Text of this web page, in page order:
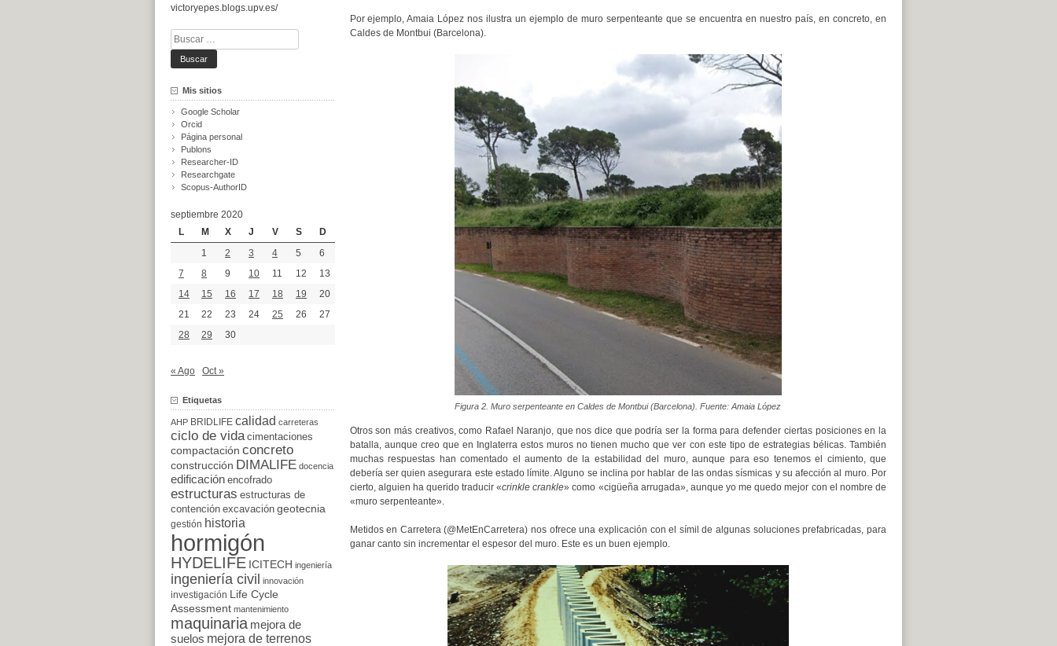
Por ejemplo, Amaia López nos ilustra un ejemplo de muro serpenteante que se encuentra en nuestro país, en concreto, en
Caldes de Montbui (Barcelona).
Figura 2. Muro serpenteante en Caldes de Montbui (Barcelona). Fuente: Amaia López
Otros son más creativos, como Rafael Naranjo, que nos dice que podría ser la forma para defender ciertas posiciones en la
batalla, aunque creo que en Inglaterra estos muros no tienen mucho que ver con este tipo de estrategias bélicas. También
muchas respuestas han comentado el aumento de la estabilidad del muro, aunque para eso tenemos el cimiento, que
debería ser quien asegurara este estado límite. Alguno se inclina por hablar de las ondas sísmicas y su afección al muro. Por
cierto, alguien ha querido traducir «crinkle crankle» como «cigüeña arrugada», aunque yo me quedo mejor con el nombre de
«muro serpenteante».
Metidos en Carretera (@MetEnCarretera) nos ofrece una explicación con el símil de algunas soluciones prefabricadas, para
ganar canto sin incrementar el espesor del muro. Este es un buen ejemplo.
victoryepes.blogs.upv.es/
Buscar:
Mis sitios
Google Scholar
Orcid
Página personal
Publons
Researcher-ID
Researchgate
Scopus-AuthorID
septiembre 2020
L
M X J V S
D
1
2 3 4 5
6
7
8 9 10 11 12
13
14
15 16 17 18 19
20
21
22 23 24 25 26
27
28
29 30
« Ago Oct »
Etiquetas
AHP BRIDLIFE calidad carreteras
ciclo de vida cimentaciones
compactación concreto
construcción DIMALIFE docencia
edificación encofrado
estructuras estructuras de
contención excavación geotecnia
gestión historia
hormigón
HYDELIFE ICITECH ingeniería
ingeniería civil innovación
investigación
Life Cycle
Assessment mantenimiento
maquinaria mejora de
suelos mejora de terrenos